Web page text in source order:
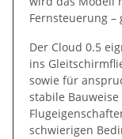
Fernsteuerung –
Der Cloud 0.5
ins
sowie für
stabile
schwierigen